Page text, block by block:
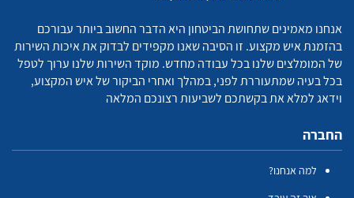
אנחנו מאמינים שתחושת הביטחון היא הדבר החשוב ביותר עבורכם
בהזמנת איש מקצוע. זו הסיבה שאנו מקפידים לבדוק את איכות השירות
של המומלצים שלנו בכל עבודה מחדש. מוקד השירות שלנו ערוך לטפל
בכל בעיה שמתעוררת לפני, במהלך ואחרי הביקור של איש המקצוע,
וידאג למלא את בקשתכם לשביעות רצונכם המלאה
החברה
למה אנחנו?